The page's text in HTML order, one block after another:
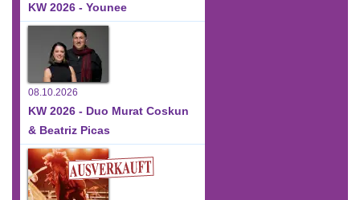
KW 2026 - Younee
08.10.2026
KW 2026 - Duo Murat Coskun
& Beatriz Picas